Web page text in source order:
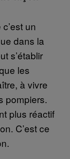
un
dans la
s’établir
les
à vivre
pompiers.
plus réactif
C’est ce